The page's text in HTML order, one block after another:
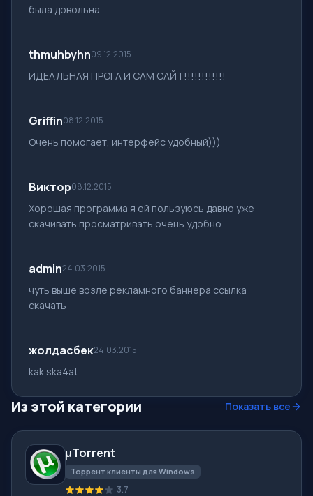
была довольна.
thmuhbyhn09.12.2015
ИДЕАЛЬНАЯ ПРОГА И САМ САЙТ!!!!!!!!!!!!
Griffin08.12.2015
Очень помогает, интерфейс удобный)))
Виктор08.12.2015
Хорошая программа я ей пользуюсь давно уже
скачивать просматривать очень удобно
admin24.03.2015
чуть выше возле рекламного баннера ссылка
скачать
жолдасбек24.03.2015
kak ska4at
Из этой категории Показать все
μTorrent
Торрент клиенты для Windows
3.7